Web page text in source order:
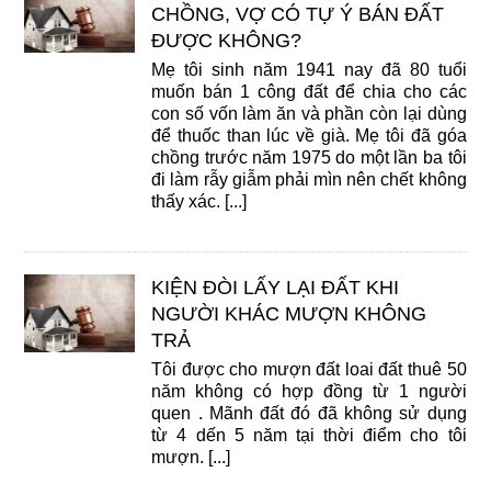
CHỒNG, VỢ CÓ TỰ Ý BÁN ĐẤT
ĐƯỢC KHÔNG?
Mẹ tôi sinh năm 1941 nay đã 80 tuổi
muốn bán 1 công đất để chia cho các
con số vốn làm ăn và phần còn lại dùng
để thuốc than lúc về già. Mẹ tôi đã góa
chồng trước năm 1975 do một lần ba tôi
đi làm rẫy giẫm phải mìn nên chết không
thấy xác. [...]
KIỆN ĐÒI LẤY LẠI ĐẤT KHI
NGƯỜI KHÁC MƯỢN KHÔNG
TRẢ
Tôi được cho mượn đất loai đất thuê 50
năm không có hợp đồng từ 1 người
quen . Mãnh đất đó đã không sử dụng
từ 4 dến 5 năm tại thời điểm cho tôi
mượn. [...]